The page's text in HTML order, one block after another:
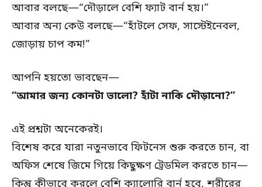
আবার বলছে—“দৌড়ালে বেশি ফ্যাট বার্ন হয়।”
আবার অন্য কেউ বলছে—“হাঁটলে সেফ, সাস্টেইনেবল,
জোড়ায় চাপ কম!”
আপনি হয়তো ভাবছেন—
“আমার জন্য কোনটা ভালো? হাঁটা নাকি দৌড়ানো?”
এই প্রশ্নটা অনেকেরই।
বিশেষ করে যারা নতুনভাবে ফিটনেস শুরু করতে চান, বা
অফিস শেষে জিমে গিয়ে কিছুক্ষণ ট্রেডমিল করতে চান—
কিন্তু কীভাবে করলে বেশি ক্যালোরি বার্ন হবে, শরীরের